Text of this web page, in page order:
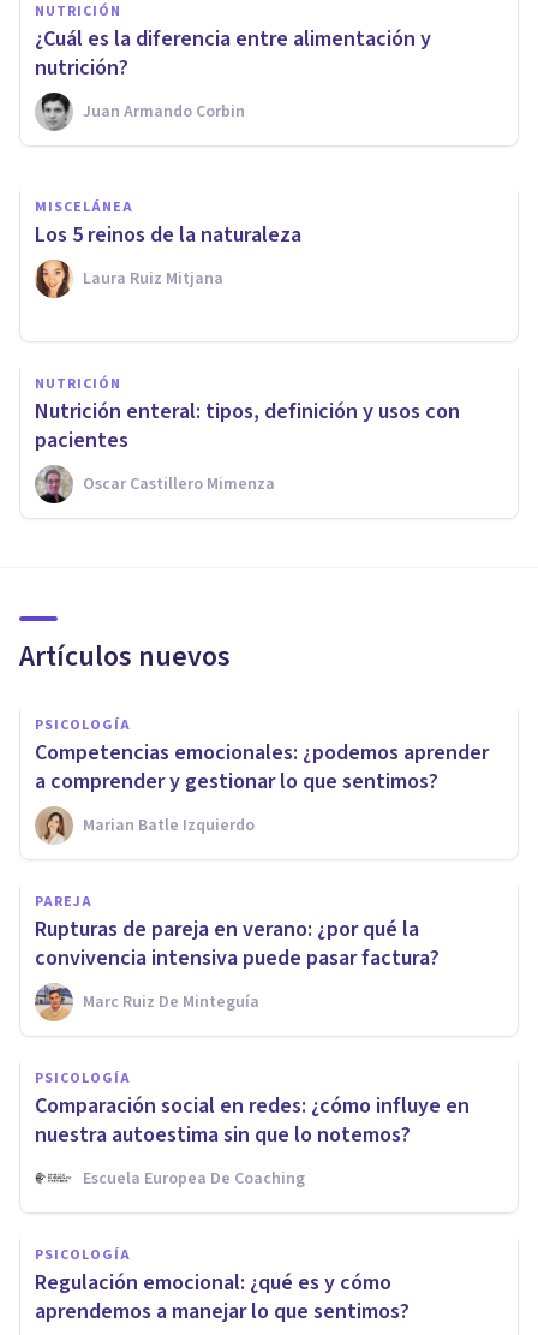
NUTRICIÓN
¿Cuál es la diferencia entre alimentación y
nutrición?
Juan Armando Corbin
Los 12 tipos de nutrición y sus
características
Juan Armando Corbin
MISCELÁNEA
Los 5 reinos de la naturaleza
Laura Ruiz Mitjana
NUTRICIÓN
Nutrición enteral: tipos, definición y usos con
pacientes
Oscar Castillero Mimenza
Artículos nuevos
PSICOLOGÍA
Competencias emocionales: ¿podemos aprender
a comprender y gestionar lo que sentimos?
Marian Batle Izquierdo
PAREJA
Rupturas de pareja en verano: ¿por qué la
convivencia intensiva puede pasar factura?
Marc Ruiz De Minteguía
PSICOLOGÍA
Comparación social en redes: ¿cómo influye en
nuestra autoestima sin que lo notemos?
Escuela Europea De Coaching
PSICOLOGÍA
Regulación emocional: ¿qué es y cómo
aprendemos a manejar lo que sentimos?